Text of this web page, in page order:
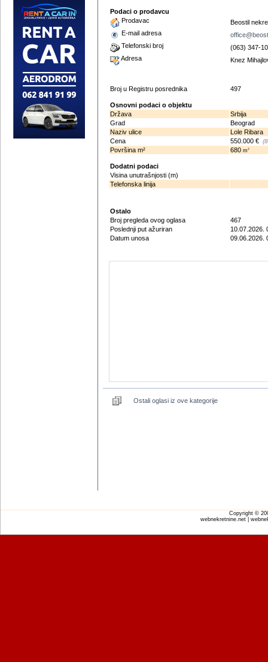
Podaci o prodavcu
Prodavac
Beostil
E-mail adresa
Telefonski broj
(063) 347-
Adresa
Knez
Broj u Registru posrednika 497
Osnovni podaci o objektu
Država
Srbija
Grad
Beograd
Naziv ulice
Lole Ribara
Cena
550.000 €
Površina m² 680 m2
Dodatni podaci
Visina unutrašnjosti (m)
Telefonska linija
Ostalo
Broj pregleda ovog oglasa
467
Poslednji put ažuriran
10.07.2026.
Datum unosa
09.06.2026.
Ostali oglasi iz ove kategorije
Copyright ©
webnekretnine.net |